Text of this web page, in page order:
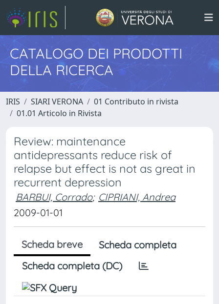
CATALOGO DEI PRODOTTI
DELLA RICERCA
IRIS SIARI VERONA
01 Contributo in rivista
01.01 Articolo in Rivista
Review: maintenance
antidepressants reduce risk of
relapse but effect is not as great in
recurrent depression
BARBUI, Corrado; CIPRIANI, Andrea
2009-01-01
Scheda breve
Scheda completa
Scheda completa (DC)